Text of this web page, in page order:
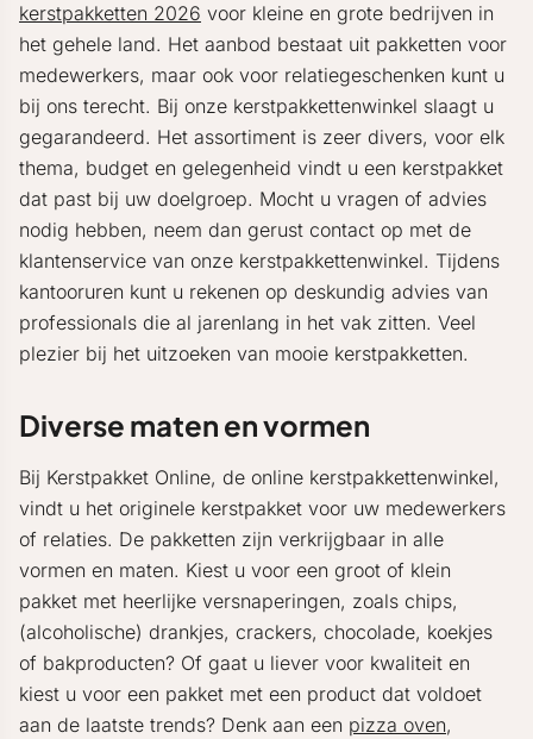
kerstpakketten 2026 voor kleine en grote bedrijven in
het gehele land. Het aanbod bestaat uit pakketten voor
medewerkers, maar ook voor relatiegeschenken kunt u
bij ons terecht. Bij onze kerstpakkettenwinkel slaagt u
gegarandeerd. Het assortiment is zeer divers, voor elk
thema, budget en gelegenheid vindt u een kerstpakket
dat past bij uw doelgroep. Mocht u vragen of advies
nodig hebben, neem dan gerust contact op met de
klantenservice van onze kerstpakkettenwinkel. Tijdens
kantooruren kunt u rekenen op deskundig advies van
professionals die al jarenlang in het vak zitten. Veel
plezier bij het uitzoeken van mooie kerstpakketten.
Diverse maten en vormen
Bij Kerstpakket Online, de online kerstpakkettenwinkel,
vindt u het originele kerstpakket voor uw medewerkers
of relaties. De pakketten zijn verkrijgbaar in alle
vormen en maten. Kiest u voor een groot of klein
pakket met heerlijke versnaperingen, zoals chips,
(alcoholische) drankjes, crackers, chocolade, koekjes
of bakproducten? Of gaat u liever voor kwaliteit en
kiest u voor een pakket met een product dat voldoet
aan de laatste trends? Denk aan een pizza oven,